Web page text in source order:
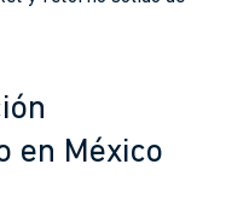
en México